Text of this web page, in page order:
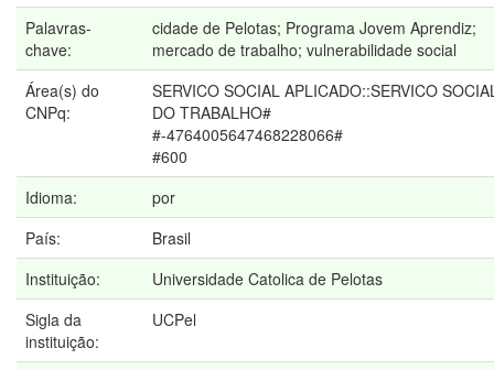
Palavras-
chave:
cidade de Pelotas; Programa Jovem Aprendiz;
mercado de trabalho; vulnerabilidade social
Área(s) do
CNPq:
SERVICO SOCIAL APLICADO::SERVICO
DO TRABALHO#
#-4764005647468228066#
#600
Idioma:
por
País:
Brasil
Instituição:
Universidade Catolica de Pelotas
Sigla da
instituição:
UCPel